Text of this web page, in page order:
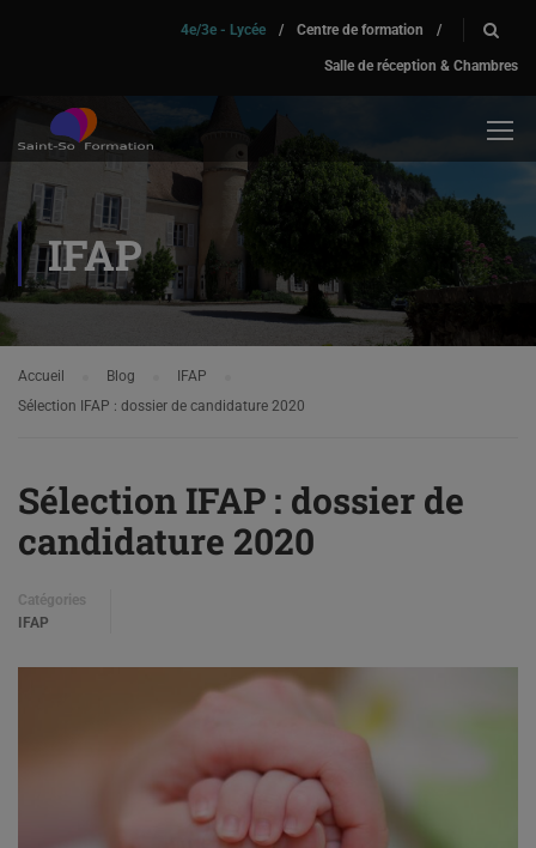
4e/3e - Lycée / Centre de formation /
Salle de réception & Chambres
IFAP
Accueil Blog
IFAP
Sélection IFAP : dossier de candidature 2020
Sélection IFAP : dossier de
candidature 2020
Catégories
IFAP